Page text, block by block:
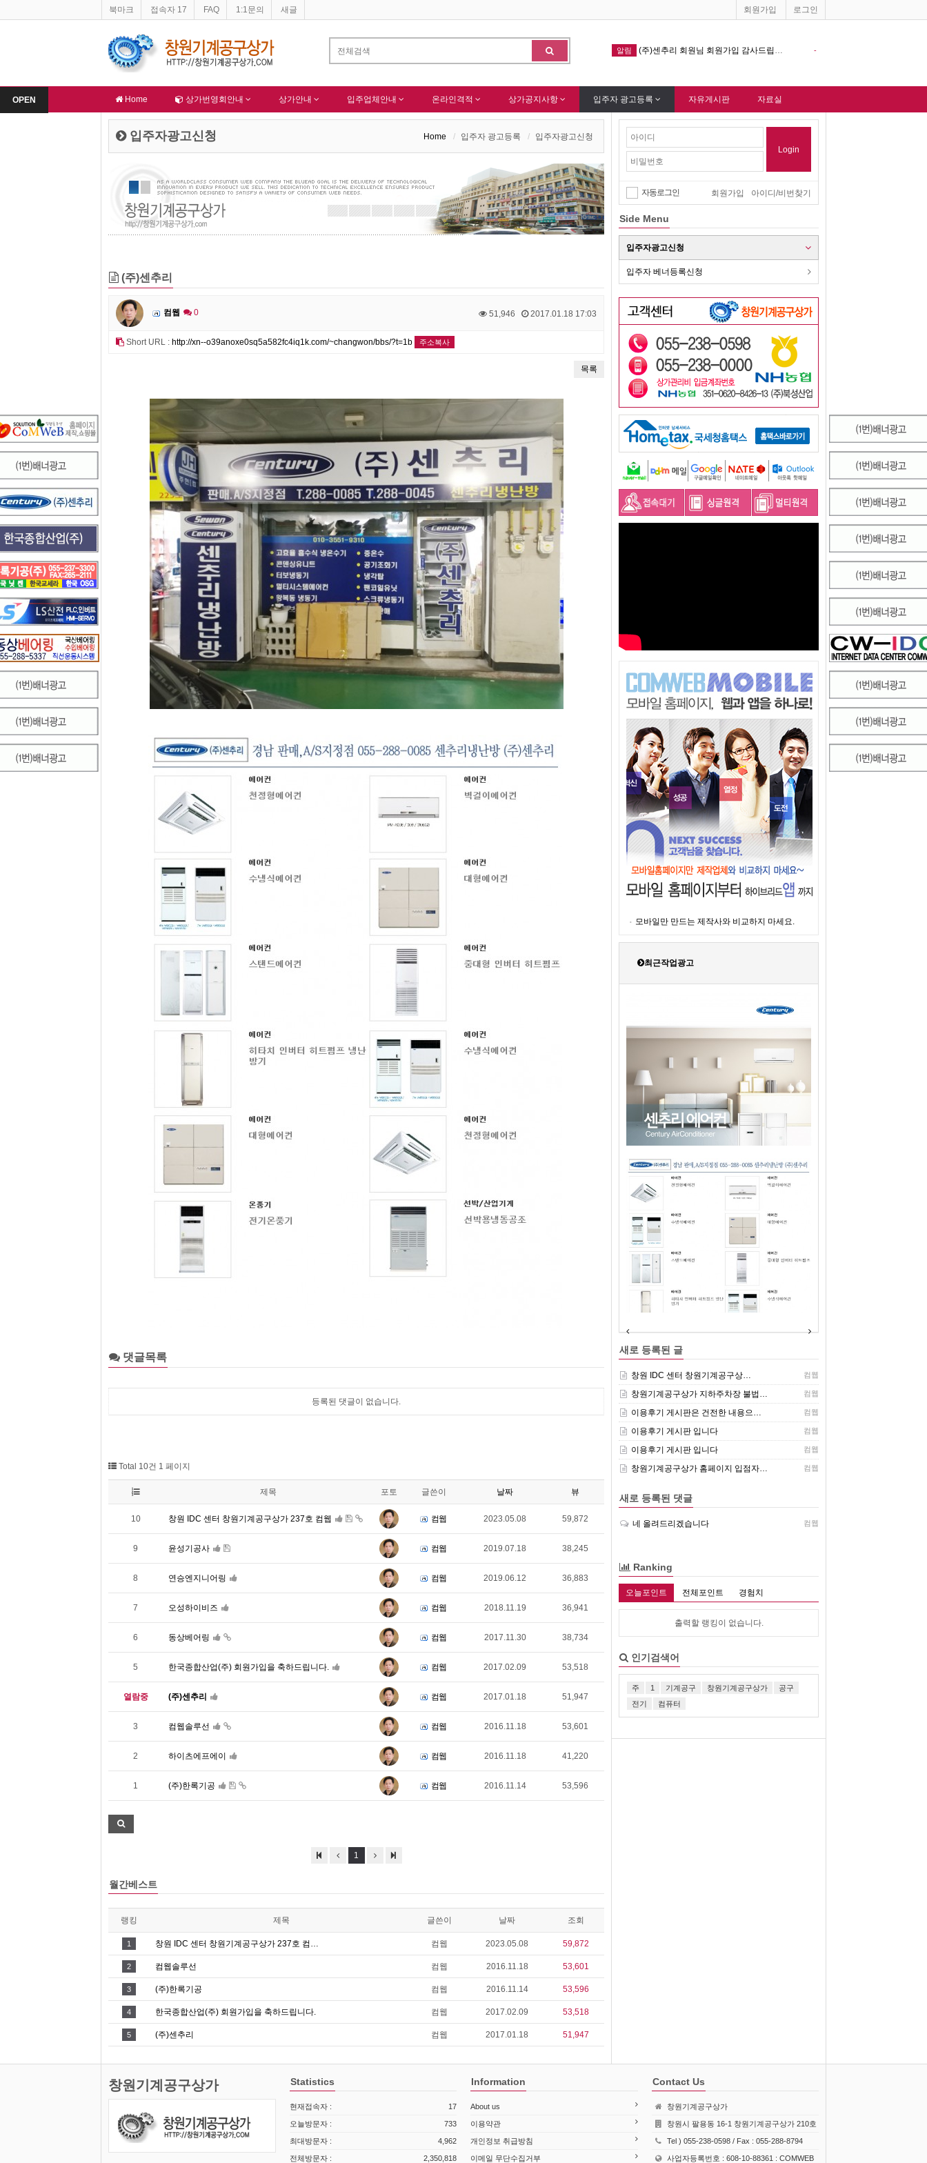
OPEN
북마크 접속자 17 FAQ 1:1문의 새글 회원가입 로그인
창원기계공구상가 홈페이지 네이버 등록완료 - 알림 한국종합산업(주) 회원님 가입을 축하드립니다 ! (주)센추리 회원님 회원가입 감사드립니다. - 알림 창원기계공구상가 홈페이지 다음포털 싸이트 등록완료 !!!
Home 상가번영회안내 상가안내 입주업체안내 온라인격적 상가공지사항 입주자 광고등록 자유게시판 자료실
입주자광고신청 Home 입주자 광고등록 입주자광고신청
(주)센추리
컴웹 0 51,946 2017.01.18 17:03
Short URL : http://xn--o39anoxe0sq5a582fc4iq1k.com/~changwon/bbs/?t=1b 주소복사
목록
댓글목록
등록된 댓글이 없습니다.
Total 10건 1 페이지
제목 포토 글쓴이 날짜 뷰
10 창원 IDC 센터 창원기계공구상가 237호 컴웹 컴웹 2023.05.08 59,872
9 윤성기공사 컴웹 2019.07.18 38,245
8 연승엔지니어링 컴웹 2019.06.12 36,883
7 오성하이비즈 컴웹 2018.11.19 36,941
6 동상베어링 컴웹 2017.11.30 38,734
5 한국종합산업(주) 회원가입을 축하드립니다. 컴웹 2017.02.09 53,518
열람중 (주)센추리 컴웹 2017.01.18 51,947
3 컴웹솔루선 컴웹 2016.11.18 53,601
2 하이츠에프에이 컴웹 2016.11.18 41,220
1 (주)한록기공 컴웹 2016.11.14 53,596
1
월간베스트
랭킹 제목 글쓴이 날짜 조회
1 창원 IDC 센터 창원기계공구상가 237호 컴… 컴웹 2023.05.08 59,872
2 컴웹솔루선 컴웹 2016.11.18 53,601
3 (주)한록기공 컴웹 2016.11.14 53,596
4 한국종합산업(주) 회원가입을 축하드립니다. 컴웹 2017.02.09 53,518
5 (주)센추리 컴웹 2017.01.18 51,947
Login
자동로그인 아이디/비번찾기
회원가입
Side Menu
입주자광고신청
입주자 베너등록신청
모바일만 만드는 제작사와 비교하지 마세요.
최근작업광고
새로 등록된 글
창원 IDC 센터 창원기계공구상… 컴웹
창원기계공구상가 지하주차장 불법… 컴웹
이용후기 게시판은 건전한 내용으… 컴웹
이용후기 게시판 입니다 컴웹
이용후기 게시판 입니다 컴웹
창원기계공구상가 홈페이지 입점자… 컴웹
새로 등록된 댓글
네 올려드리겠습니다 컴웹
Ranking
오늘포인트 전체포인트 경험치
출력할 랭킹이 없습니다.
인기검색어
주 1 기계공구 창원기계공구상가
공구
전기
컴퓨터
창원기계공구상가 Statistics
현재접속자 : 17
오늘방문자 : 733
최대방문자 : 4,962
전체방문자 : 2,350,818
Information
About us
이용약관
개인정보 취급방침
이메일 무단수집거부
Contact Us
창원기계공구상가
창원시 팔용동 16-1 창원기계공구상가 210호
Tel ) 055-238-0598 / Fax : 055-288-8794
사업자등록번호 : 608-10-88361 : COMWEB